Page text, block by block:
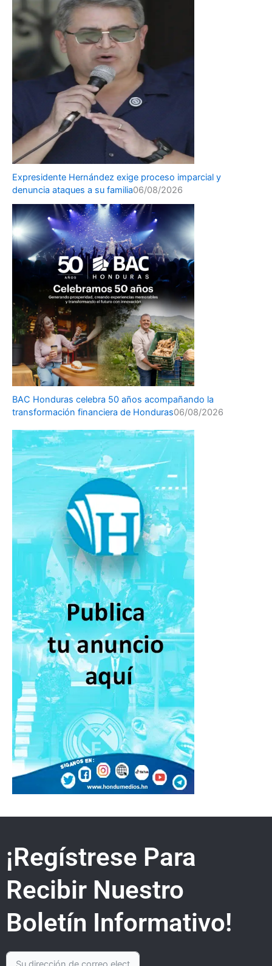
Expresidente Hernández exige proceso imparcial y
denuncia ataques a su familia06/08/2026
BAC Honduras celebra 50 años acompañando la
transformación financiera de Honduras06/08/2026
¡Regístrese Para
Recibir Nuestro
Boletín Informativo!